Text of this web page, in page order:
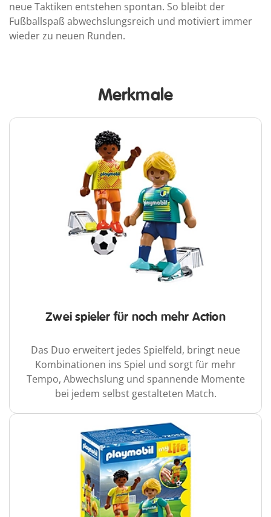
neue Taktiken entstehen spontan. So bleibt der
Fußballspaß abwechslungsreich und motiviert immer
wieder zu neuen Runden.
Merkmale
Zwei spieler für noch mehr Action
Das Duo erweitert jedes Spielfeld, bringt neue
Kombinationen ins Spiel und sorgt für mehr
Tempo, Abwechslung und spannende Momente
bei jedem selbst gestalteten Match.